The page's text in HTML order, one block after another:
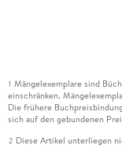
1 Mängelexemplare sind
einschränken.
Die frühere
sich auf den gebundenen
2 Diese Artikel unterliegen